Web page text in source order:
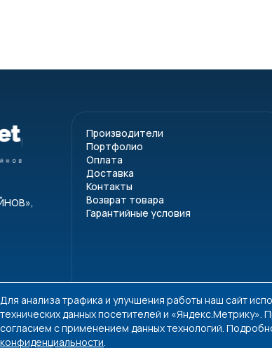
,
Производители
Портфолио
Оплата
Доставка
Контакты
Возврат товара
Гарантийные условия
Для анализа трафика и улучшения работы наш сайт
технических данных посетителей и «Яндекс.Метрику».
согласием с применением данных технологий.
конфиденциальности.